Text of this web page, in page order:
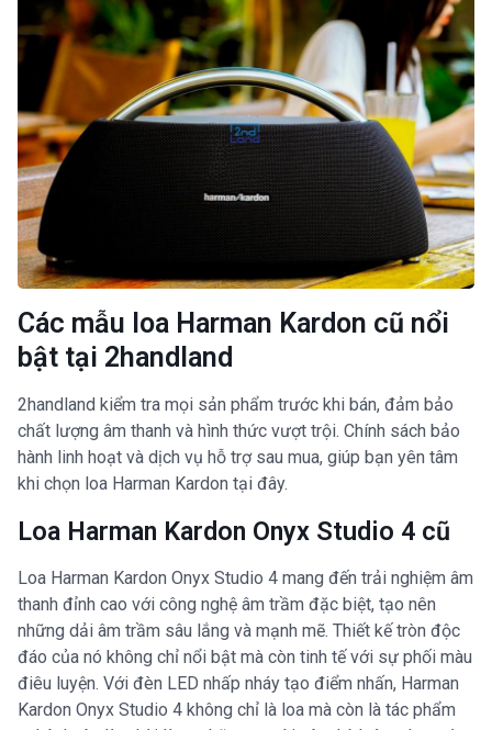
Các mẫu loa Harman Kardon cũ nổi
bật tại 2handland
2handland kiểm tra mọi sản phẩm trước khi bán, đảm bảo
chất lượng âm thanh và hình thức vượt trội. Chính sách bảo
hành linh hoạt và dịch vụ hỗ trợ sau mua, giúp bạn yên tâm
khi chọn loa Harman Kardon tại đây.
Loa Harman Kardon Onyx Studio 4 cũ
Loa Harman Kardon Onyx Studio 4 mang đến trải nghiệm âm
thanh đỉnh cao với công nghệ âm trầm đặc biệt, tạo nên
những dải âm trầm sâu lắng và mạnh mẽ. Thiết kế tròn độc
đáo của nó không chỉ nổi bật mà còn tinh tế với sự phối màu
điêu luyện. Với đèn LED nhấp nháy tạo điểm nhấn, Harman
Kardon Onyx Studio 4 không chỉ là loa mà còn là tác phẩm